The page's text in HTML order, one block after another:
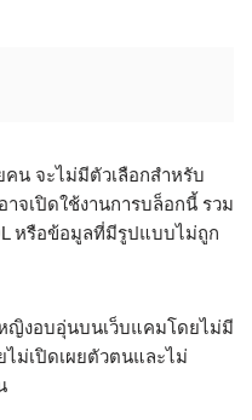
น จะไม่มีตัวเลือกสำหรับ
จเปิดใช้งานการบล็อกนี้ รวม
หรือข้อมูลที่มีรูปแบบไม่ถูก
หญิงอบอุ่นบนเว็บแคมโดยไม่มี
ไม่เปิดเผยตัวตนและไม่